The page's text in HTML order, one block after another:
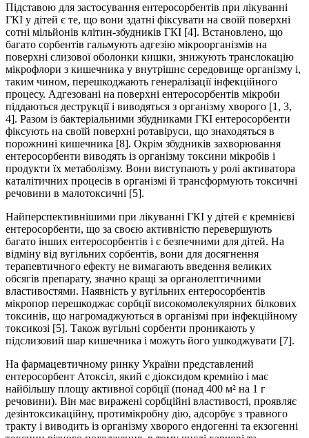
Підставою для застосування ентеросорбентів при лікуванні
ГКІ у дітей є те, що вони здатні фіксувати на своїй поверхні
сотні мільйонів клітин-збудників ГКІ [4]. Встановлено, що
багато сорбентів гальмують адгезію мікроорганізмів на
поверхні слизової оболонки кишки, знижують транслокацію
мікрофлори з кишечника у внутрішнє середовище організму і,
таким чином, перешкоджають генералізації інфекційного
процесу. Адгезовані на поверхні ентеросорбентів мікроби
піддаються деструкції і виводяться з організму хворого [1, 3,
4]. Разом із бактеріальними збудниками ГКІ ентеросорбенти
фіксують на своїй поверхні ротавіруси, що знаходяться в
порожнині кишечника [8]. Окрім збудників захворювання
ентеросорбенти виводять із організму токсини мікробів і
продукти їх метаболізму. Вони виступають у ролі активатора
каталітичних процесів в організмі й трансформують токсичні
речовини в малотоксичні [5].
Найперспективнішими при лікуванні ГКІ у дітей є кремнієві
ентеросорбенти, що за своєю активністю перевершують
багато інших ентеросорбентів і є безпечними для дітей. На
відміну від вугільних сорбентів, вони для досягнення
терапевтичного ефекту не вимагають введення великих
обсягів препарату, значно кращі за органолептичними
властивостями. Наявність у вугільних ентеросорбентів
мікропор перешкоджає сорбції високомолекулярних білкових
токсинів, що нагромаджуються в організмі при інфекційному
токсикозі [5]. Також вугільні сорбенти проникають у
підслизовий шар кишечника і можуть його ушкоджувати [7].
На фармацевтичному ринку України представлений
ентеросорбент Атоксіл, який є діоксидом кремнію і має
найбільшу площу активної сорбції (понад 400 м² на 1 г
речовини). Він має виражені сорбційні властивості, проявляє
дезінтоксикаційну, протимікробну дію, адсорбує з травного
тракту і виводить із організму хворого ендогенні та екзогенні